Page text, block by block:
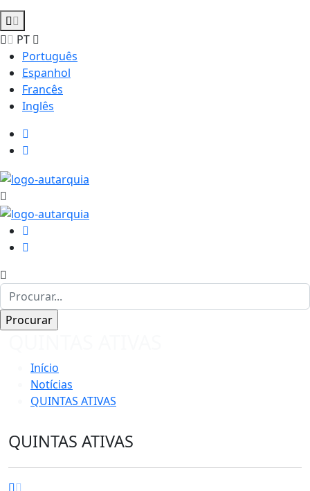
PT
Português
Espanhol
Francês
Inglês
Início
Notícias
QUINTAS ATIVAS
QUINTAS ATIVAS